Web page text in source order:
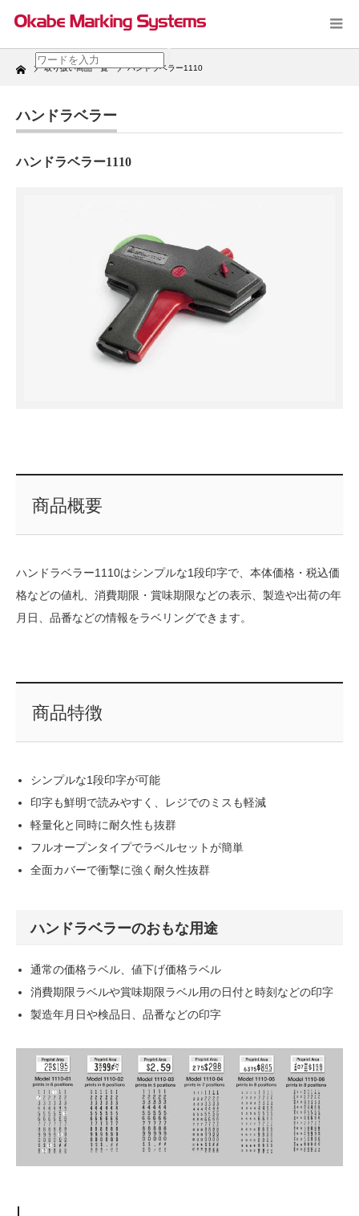
Home 取り扱い商品一覧 ハンドラベラー1110
ハンドラベラー
ハンドラベラー1110
商品概要
ハンドラベラー1110はシンプルな1段印字で、本体価格・税込価
格などの値札、消費期限・賞味期限などの表示、製造や出荷の年
月日、品番などの情報をラベリングできます。
商品特徴
シンプルな1段印字が可能
印字も鮮明で読みやすく、レジでのミスも軽減
軽量化と同時に耐久性も抜群
フルオープンタイプでラベルセットが簡単
全面カバーで衝撃に強く耐久性抜群
ハンドラベラーのおもな用途
通常の価格ラベル、値下げ価格ラベル
消費期限ラベルや賞味期限ラベル用の日付と時刻などの印字
製造年月日や検品日、品番などの印字